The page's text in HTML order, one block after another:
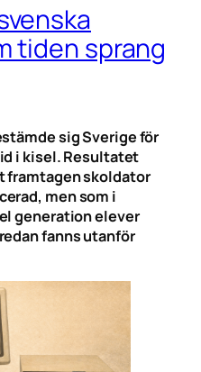
tiden sprang
sig Sverige för
i kisel. Resultatet
framtagen skoldator
men som i
generation elever
fanns utanför